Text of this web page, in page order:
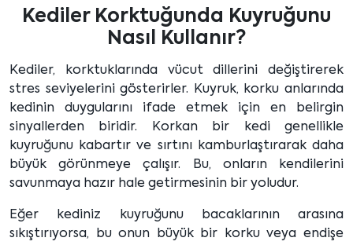
Kediler Korktuğunda Kuyruğunu
Nasıl Kullanır?
Kediler, korktuklarında vücut dillerini değiştirerek
stres seviyelerini gösterirler. Kuyruk, korku anlarında
kedinin duygularını ifade etmek için en belirgin
sinyallerden biridir. Korkan bir kedi genellikle
kuyruğunu kabartır ve sırtını kamburlaştırarak daha
büyük görünmeye çalışır. Bu, onların kendilerini
savunmaya hazır hale getirmesinin bir yoludur.
Eğer kediniz kuyruğunu bacaklarının arasına
sıkıştırıyorsa, bu onun büyük bir korku veya endişe